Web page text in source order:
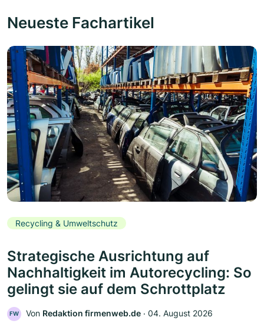
Neueste Fachartikel
Recycling & Umweltschutz
Strategische Ausrichtung auf
Nachhaltigkeit im Autorecycling: So
gelingt sie auf dem Schrottplatz
FW Von Redaktion firmenweb.de ‧ 04. August 2026